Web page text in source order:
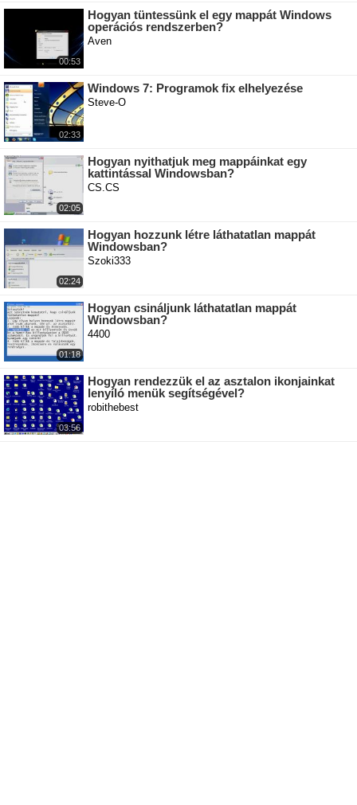
00:53
Hogyan tüntessünk el egy mappát Windows
operációs rendszerben?
Aven
02:33
Windows 7: Programok fix elhelyezése
Steve-O
02:05
Hogyan nyithatjuk meg mappáinkat egy
kattintással Windowsban?
CS.CS
02:24
Hogyan hozzunk létre láthatatlan mappát
Windowsban?
Szoki333
01:18
Hogyan csináljunk láthatatlan mappát
Windowsban?
4400
03:56
Hogyan rendezzük el az asztalon ikonjainkat
lenyíló menük segítségével?
robithebest